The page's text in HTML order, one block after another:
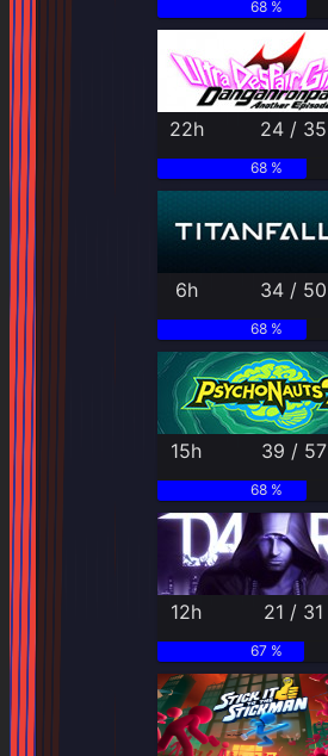
68 %
22h 24 / 35
68 %
6h 34 / 50
68 %
15h 39 / 57
68 %
12h 21 / 31
67 %